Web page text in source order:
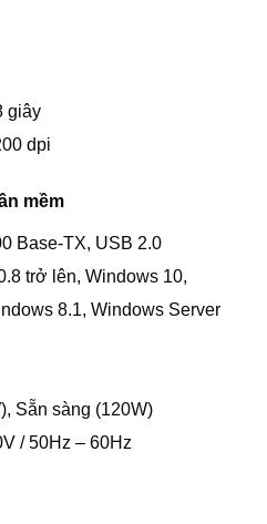
giây
dpi
mềm
Base-TX, USB 2.0
trở lên, Windows 10,
8.1, Windows Server
Sẵn sàng (120W)
/ 50Hz – 60Hz